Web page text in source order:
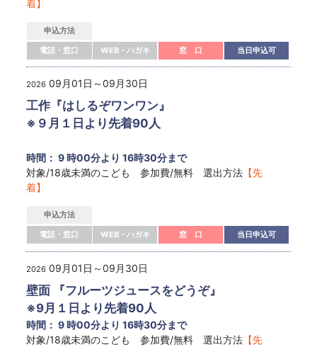
着】
申込方法
電話・窓口
WEB・ハガキ 窓 口 当日申込可
2026 09月01日～09月30日
工作『はしるぞワンワン』
※９月１日より先着90人
時間： 9 時00分より 16時30分まで
対象/18歳未満のこども 参加費/無料 選出方法 【先
着】
申込方法
電話・窓口
WEB・ハガキ 窓 口 当日申込可
2026 09月01日～09月30日
壁面 『フルーツジュースをどうぞ』
※9月１日より先着90人
時間： 9 時00分より 16時30分まで
対象/18歳未満のこども 参加費/無料 選出方法 【先